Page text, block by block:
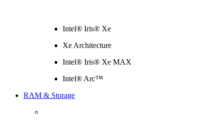
Intel® Iris® Xe
Xe Architecture
Intel® Iris® Xe MAX
Intel® Arc™
RAM & Storage